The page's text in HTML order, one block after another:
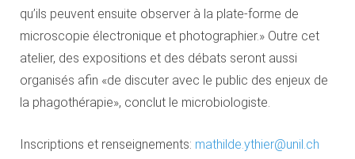
qu’ils peuvent ensuite observer à la plate-forme de
microscopie électronique et photographier.» Outre cet
atelier, des expositions et des débats seront aussi
organisés afin «de discuter avec le public des enjeux de
la phagothérapie», conclut le microbiologiste.
Inscriptions et renseignements: mathilde.ythier@unil.ch